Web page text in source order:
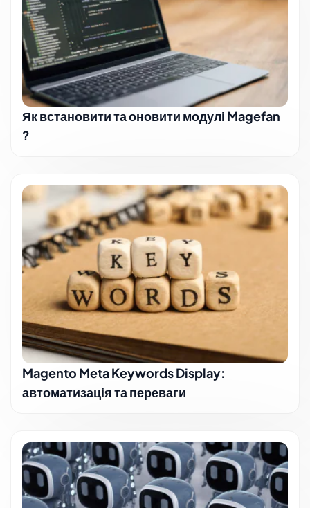
Як встановити та оновити модулі Magefan
?
Magento Meta Keywords Display:
автоматизація та переваги